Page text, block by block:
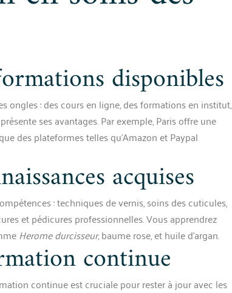
disponibles
ongles : des cours en ligne, des formations en institut,
ses avantages. Par exemple, Paris offre une
des plateformes telles qu’Amazon et Paypal
acquises
: techniques de vernis, soins des cuticules,
et pédicures professionnelles. Vous apprendrez
Herome durcisseur, baume rose, et huile d’argan.
continue
continue est cruciale pour rester à jour avec les